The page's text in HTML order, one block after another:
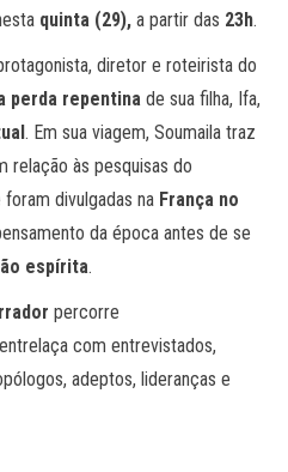
quinta (29), a partir das 23h.
diretor e roteirista do
perda repentina de sua filha, Ifa,
. Em sua viagem, Soumaila traz
relação às pesquisas do
foram divulgadas na França no
da época antes de se
espírita.
percorre
com entrevistados,
adeptos, lideranças e